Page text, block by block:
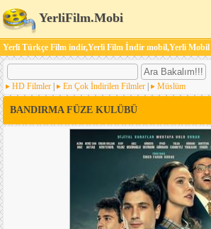
YerliFilm.Mobi
Yerli Türkçe Film indir,Yerli Film İndir mobil,Yerli Mobil
HD Filmler En Çok İndirilen Filmler Müslüm
BANDIRMA FÜZE KULÜBÜ